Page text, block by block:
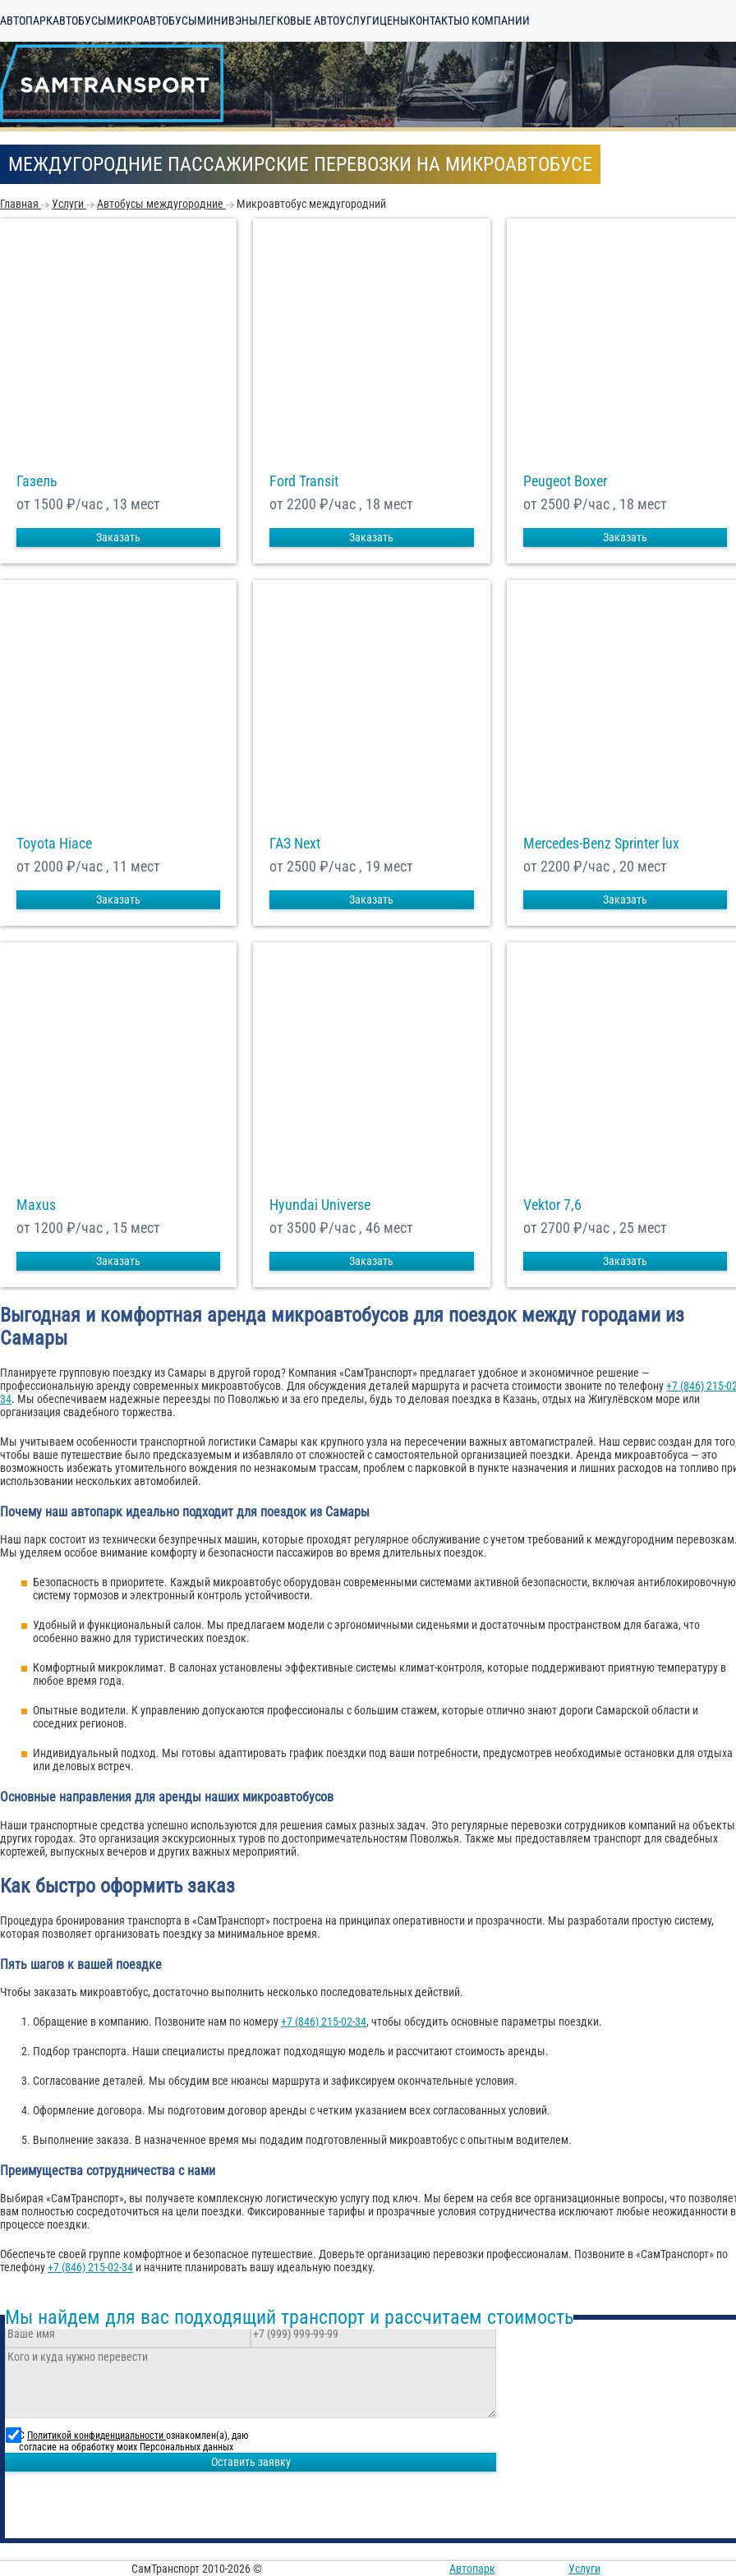
АВТОПАРКАВТОБУСЫМИКРОАВТОБУСЫМИНИВЭНЫЛЕГКОВЫЕ АВТОУСЛУГИЦЕНЫКОНТАКТЫО КОМПАНИИ
МЕЖДУГОРОДНИЕ ПАССАЖИРСКИЕ ПЕРЕВОЗКИ НА МИКРОАВТОБУСЕ
Главная Услуги Автобусы междугородние Микроавтобус междугородний
Газель
от 1500 ₽/час , 13 мест
Заказать
Ford Transit
от 2200 ₽/час , 18 мест
Заказать
Peugeot Boxer
от 2500 ₽/час , 18 мест
Заказать
Toyota Hiace
от 2000 ₽/час , 11 мест
Заказать
ГАЗ Next
от 2500 ₽/час , 19 мест
Заказать
Mercedes-Benz Sprinter lux
от 2200 ₽/час , 20 мест
Заказать
Maxus
от 1200 ₽/час , 15 мест
Заказать
Hyundai Universe
от 3500 ₽/час , 46 мест
Заказать
Vektor 7,6
от 2700 ₽/час , 25 мест
Заказать
Выгодная и комфортная аренда микроавтобусов для поездок между городами из
Самары
Планируете групповую поездку из Самары в другой город? Компания «СамТранспорт» предлагает удобное и экономичное решение —
профессиональную аренду современных микроавтобусов. Для обсуждения деталей маршрута и расчета стоимости звоните по телефону+7 (846) 215-
34. Мы обеспечиваем надежные переезды по Поволжью и за его пределы, будь то деловая поездка в Казань, отдых на Жигулёвском море или
организация свадебного торжества.
Мы учитываем особенности транспортной логистики Самары как крупного узла на пересечении важных автомагистралей. Наш сервис создан для того,
чтобы ваше путешествие было предсказуемым и избавляло от сложностей с самостоятельной организацией поездки. Аренда микроавтобуса — это
возможность избежать утомительного вождения по незнакомым трассам, проблем с парковкой в пункте назначения и лишних расходов на топливо
использовании нескольких автомобилей.
Почему наш автопарк идеально подходит для поездок из Самары
Наш парк состоит из технически безупречных машин, которые проходят регулярное обслуживание с учетом требований к междугородним перевозкам.
Мы уделяем особое внимание комфорту и безопасности пассажиров во время длительных поездок.
Безопасность в приоритете. Каждый микроавтобус оборудован современными системами активной безопасности, включая антиблокировочную
систему тормозов и электронный контроль устойчивости.
Удобный и функциональный салон. Мы предлагаем модели с эргономичными сиденьями и достаточным пространством для багажа, что
особенно важно для туристических поездок.
Комфортный микроклимат. В салонах установлены эффективные системы климат-контроля, которые поддерживают приятную температуру в
любое время года.
Опытные водители. К управлению допускаются профессионалы с большим стажем, которые отлично знают дороги Самарской области и
соседних регионов.
Индивидуальный подход. Мы готовы адаптировать график поездки под ваши потребности, предусмотрев необходимые остановки для отдыха
или деловых встреч.
Основные направления для аренды наших микроавтобусов
Наши транспортные средства успешно используются для решения самых разных задач. Это регулярные перевозки сотрудников компаний на
других городах. Это организация экскурсионных туров по достопримечательностям Поволжья. Также мы предоставляем транспорт для свадебных
кортежей, выпускных вечеров и других важных мероприятий.
Как быстро оформить заказ
Процедура бронирования транспорта в «СамТранспорт» построена на принципах оперативности и прозрачности. Мы разработали простую систему,
которая позволяет организовать поездку за минимальное время.
Пять шагов к вашей поездке
Чтобы заказать микроавтобус, достаточно выполнить несколько последовательных действий.
Обращение в компанию. Позвоните нам по номеру+7 (846) 215-02-34, чтобы обсудить основные параметры поездки.
Подбор транспорта. Наши специалисты предложат подходящую модель и рассчитают стоимость аренды.
Согласование деталей. Мы обсудим все нюансы маршрута и зафиксируем окончательные условия.
Оформление договора. Мы подготовим договор аренды с четким указанием всех согласованных условий.
Выполнение заказа. В назначенное время мы подадим подготовленный микроавтобус с опытным водителем.
Преимущества сотрудничества с нами
Выбирая «СамТранспорт», вы получаете комплексную логистическую услугу под ключ. Мы берем на себя все организационные вопросы, что
вам полностью сосредоточиться на цели поездки. Фиксированные тарифы и прозрачные условия сотрудничества исключают любые неожиданности в
процессе поездки.
Обеспечьте своей группе комфортное и безопасное путешествие. Доверьте организацию перевозки профессионалам. Позвоните в «СамТранспорт» по
телефону+7 (846) 215-02-34 и начните планировать вашу идеальную поездку.
Мы найдем для вас подходящий транспорт и рассчитаем стоимость
С Политикой конфиденциальности ознакомлен(а), даю
согласие на обработку моих Персональных данных
Оставить заявку
СамТранспорт 2010-2026 © Автопарк Услуги